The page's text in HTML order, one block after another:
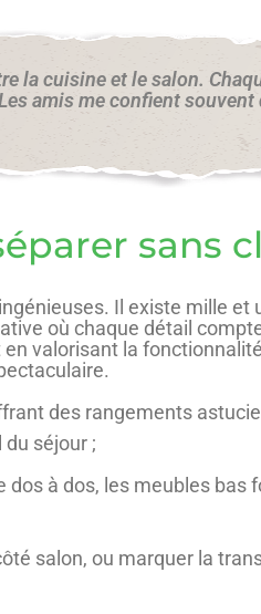
la cuisine et le salon.
amis me confient souvent
sans
Il existe mille
où chaque détail
valorisant la
des rangements
séjour ;
à dos, les meubles bas
salon, ou marquer la